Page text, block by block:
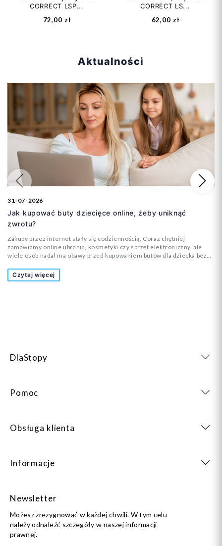
CORRECT LSP...
72,00 zł
CORRECT LS...
62,00 zł
Aktualności
31-07-2026
Jak kupować buty dziecięce online, żeby uniknąć
zwrotu?
Zakupy przez internet stały się codziennością. Coraz chętniej
zamawiamy online ubrania, kosmetyki czy sprzęt elektroniczny, ale
wiele osób nadal ma obawy przed kupowaniem butów dla dziecka bez
but nie okaże się za wąski? A może dziecko nie będzie chciało w nim
chodzić? To pytania, które zadaje sobie wielu rodziców.
Czytaj więcej
Poprzedni
DlaStopy
Pomoc
Obsługa klienta
Informacje
Newsletter
Możesz zrezygnować w każdej chwili. W tym celu
należy odnaleźć szczegóły w naszej informacji
prawnej.